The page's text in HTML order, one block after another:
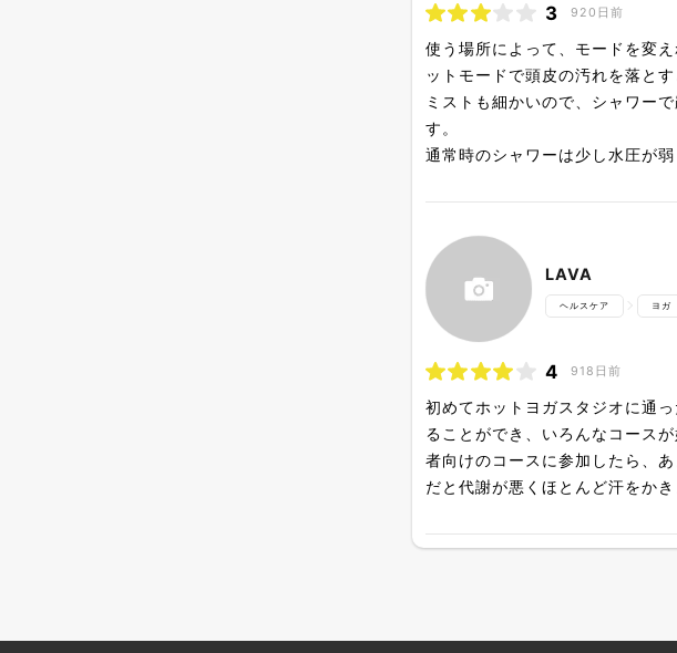
3 920日前
使う場所によって、モードを変
ットモードで頭皮の汚れを落と
ミストも細かいので、シャワー
す。
通常時のシャワーは少し水圧が
LAVA
ヘルスケア ヨガ
4 918日前
初めてホットヨガスタジオに通
ることができ、いろんなコース
者向けのコースに参加したら、
だと代謝が悪くほとんど汗をか